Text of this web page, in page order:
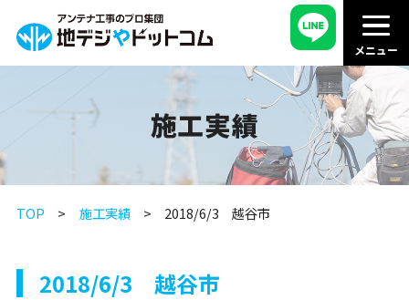
施工実績
TOP 施工実績 2018/6/3 越谷市
2018/6/3 越谷市